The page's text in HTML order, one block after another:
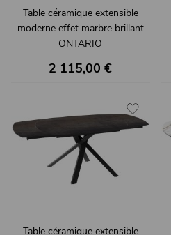
Table céramique extensible
moderne effet marbre brillant
ONTARIO
2 115,00 €
Table céramique extensible